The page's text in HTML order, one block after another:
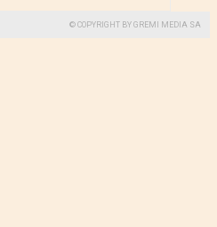
© COPYRIGHT BY GREMI MEDIA SA